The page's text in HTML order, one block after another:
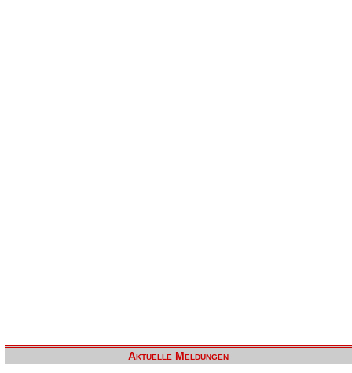
Aktuelle Meldungen